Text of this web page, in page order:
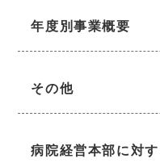
年度別事業概要
その他
病院経営本部に対